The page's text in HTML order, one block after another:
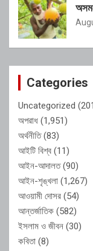
Categories
Uncategorized
অপরাধ (1,951)
অর্থনীতি(83)
আইটি বিশ্ব (11)
আইন-আদালত(90)
আইন-শৃঙ্খলা (1,267)
আওয়ামী দোসর (54)
আন্তর্জাতিক (582)
ইসলাম ও জীবন (30)
কবিতা (8)